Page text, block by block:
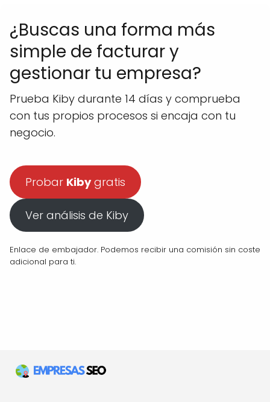
¿Buscas una forma más
simple de facturar y
gestionar tu empresa?
Prueba Kiby durante 14 días y comprueba
con tus propios procesos si encaja con tu
negocio.
Probar Kibygratis
Ver análisis de Kiby
Enlace de embajador. Podemos recibir una comisión sin coste
adicional para ti.